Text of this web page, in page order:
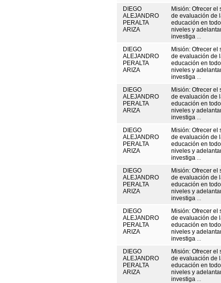
DIEGO
ALEJANDRO
PERALTA
ARIZA
Misión: Ofrecer el
de evaluación de
educación en
niveles y
investiga
DIEGO
ALEJANDRO
PERALTA
ARIZA
Misión: Ofrecer el
de evaluación de
educación en
niveles y
investiga
DIEGO
ALEJANDRO
PERALTA
ARIZA
Misión: Ofrecer el
de evaluación de
educación en
niveles y
investiga
DIEGO
ALEJANDRO
PERALTA
ARIZA
Misión: Ofrecer el
de evaluación de
educación en
niveles y
investiga
DIEGO
ALEJANDRO
PERALTA
ARIZA
Misión: Ofrecer el
de evaluación de
educación en
niveles y
investiga
DIEGO
ALEJANDRO
PERALTA
ARIZA
Misión: Ofrecer el
de evaluación de
educación en
niveles y
investiga
DIEGO
ALEJANDRO
PERALTA
ARIZA
Misión: Ofrecer el
de evaluación de
educación en
niveles y
investiga